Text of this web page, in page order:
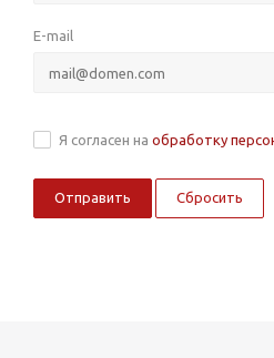
E-mail
Я согласен на обработку
Сбросить